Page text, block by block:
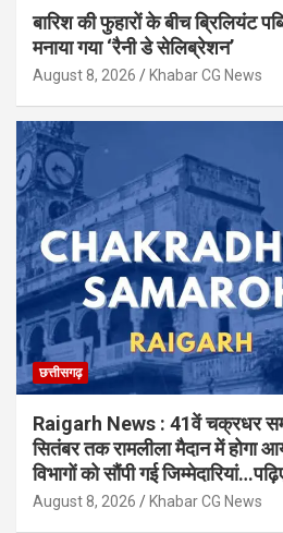
बारिश की फुहारों के बीच ब्रिलियंट
मनाया गया ‘रैनी डे सेलिब्रेशन’
August 8, 2026 Khabar CG News
छत्तीसगढ़
Raigarh News : 41वें चक्रधर
सितंबर तक रामलीला मैदान में होगा
विभागों को सौंपी गई
August 8, 2026 Khabar CG News